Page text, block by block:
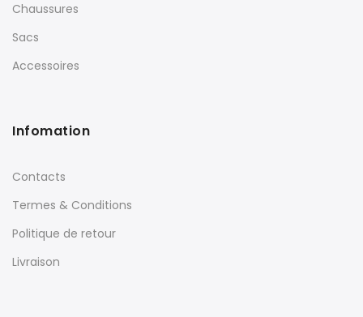
Chaussures
Sacs
Accessoires
Infomation
Contacts
Termes & Conditions
Politique de retour
Livraison